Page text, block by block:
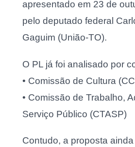
apresentado em 23 de
pelo deputado federal
Gaguim (União-TO).
O PL já foi analisado por
• Comissão de Cultura
• Comissão de Trabalho,
Serviço Público (CTASP)
Contudo, a proposta